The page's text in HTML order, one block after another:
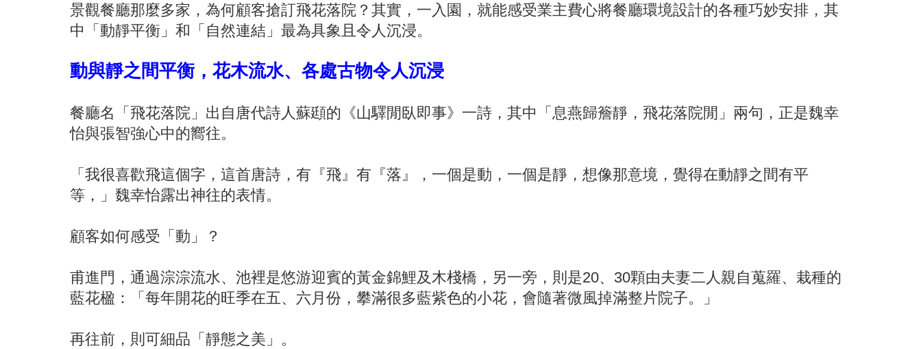
景觀餐廳那麼多家，為何顧客搶訂飛花落院？其實，一入園，就能感受業主費心將餐廳環境設計的各種巧妙安排，其
中「動靜平衡」和「自然連結」最為具象且令人沉浸。
動與靜之間平衡，花木流水、各處古物令人沉浸
餐廳名「飛花落院」出自唐代詩人蘇頲的《山驛閒臥即事》一詩，其中「息燕歸簷靜，飛花落院閒」兩句，正是魏幸
怡與張智強心中的嚮往。
「我很喜歡飛這個字，這首唐詩，有『飛』有『落』，一個是動，一個是靜，想像那意境，覺得在動靜之間有平
等，」魏幸怡露出神往的表情。
顧客如何感受「動」？
甫進門，通過淙淙流水、池裡是悠游迎賓的黃金錦鯉及木棧橋，另一旁，則是20、30顆由夫妻二人親自蒐羅、栽種的
藍花楹：「每年開花的旺季在五、六月份，攀滿很多藍紫色的小花，會隨著微風掉滿整片院子。」
再往前，則可細品「靜態之美」。